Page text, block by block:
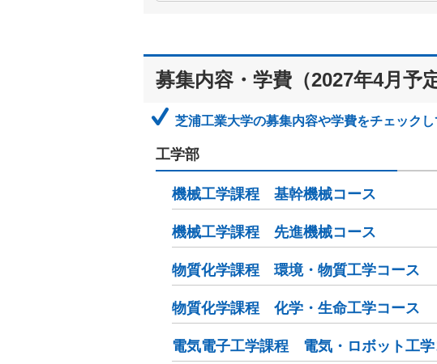
募集内容・学費（2027年4月予定
芝浦工業大学の募集内容や学費をチェックし
工学部
機械工学課程 基幹機械コース
機械工学課程 先進機械コース
物質化学課程 環境・物質工学コース
物質化学課程 化学・生命工学コース
電気電子工学課程 電気・ロボット工学